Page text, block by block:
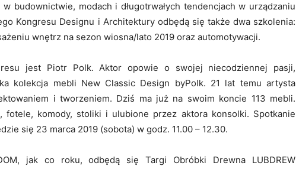
budownictwie, modach i długotrwałych tendencjach w urządzaniu
Kongresu Designu i Architektury odbędą się także dwa szkolenia:
wnętrz na sezon wiosna/lato 2019 oraz automotywacji.
jest Piotr Polk. Aktor opowie o swojej niecodziennej pasji,
kolekcja mebli New Classic Design byPolk. 21 lat temu artysta
i tworzeniem. Dziś ma już na swoim koncie 113 mebli.
fotele, komody, stoliki i ulubione przez aktora konsolki. Spotkanie
się 23 marca 2019 (sobota) w godz. 11.00 – 12.30.
jak co roku, odbędą się Targi Obróbki Drewna LUBDREW